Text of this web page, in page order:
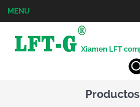
MENU
Productos